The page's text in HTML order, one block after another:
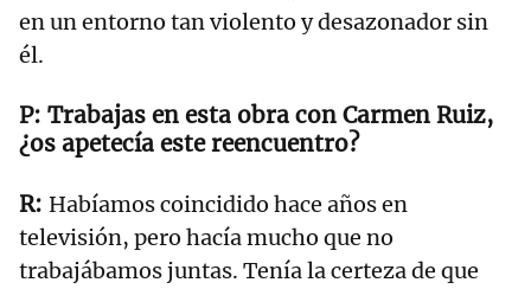
en un entorno tan violento y desazonador sin
él.
Trabajas en esta obra con Carmen Ruiz,
¿os apetecía este reencuentro?
Habíamos coincidido hace años en
televisión, pero hacía mucho que no
trabajábamos juntas. Tenía la certeza de que